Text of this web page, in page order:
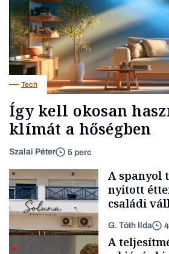
Tech
Így kell okosan
klímát a hőségben
Szalai Péter 5 perc
A spanyol
nyitott
családi
G. Tóth Ilda
A